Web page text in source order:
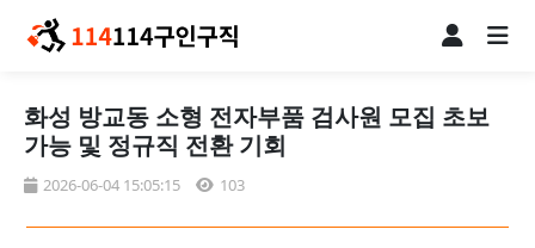
화성 방교동 소형 전자부품 검사원 모집 초보
가능 및 정규직 전환 기회
2026-06-04 15:05:15 103